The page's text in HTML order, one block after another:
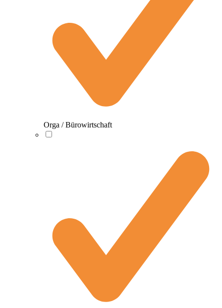
Orga / Bürowirtschaft